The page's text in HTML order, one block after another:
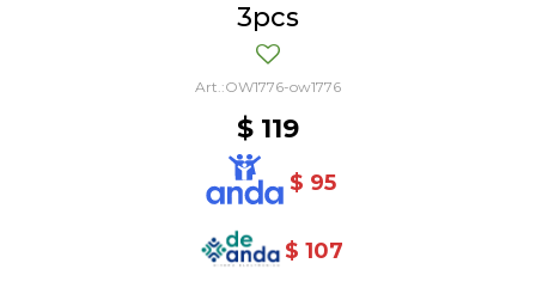
3pcs
OW1776-ow1776
$ 119
$ 95
$ 107